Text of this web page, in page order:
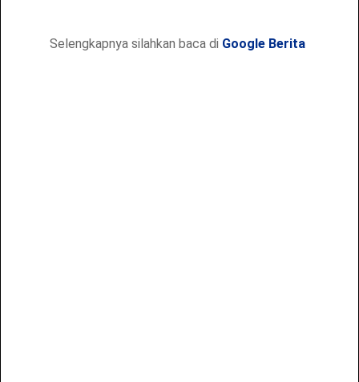
Selengkapnya silahkan baca di Google Berita